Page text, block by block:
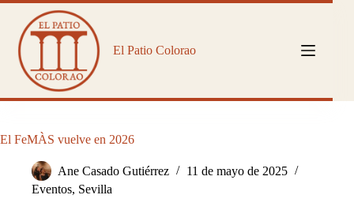
Saltar
contenido
El Patio Colorao
El FeMÀS vuelve en 2026
Ane Casado Gutiérrez
11 de mayo de 2025
Eventos, Sevilla